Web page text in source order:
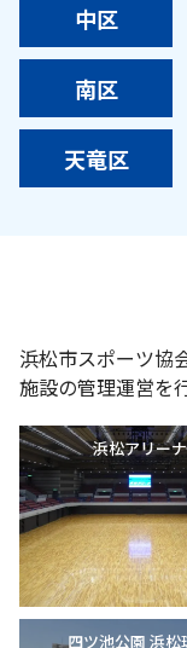
中区
南区
天竜区
浜松市スポーツ協
施設の管理運営を
浜松アリーナ
四ツ池公園 浜松